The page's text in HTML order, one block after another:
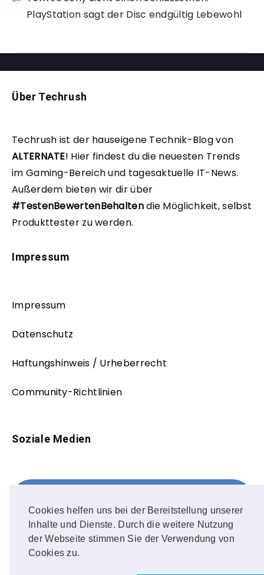
Cookies helfen uns bei der Bereitstellung unserer
Inhalte und Dienste. Durch die weitere Nutzung
der Webseite stimmen Sie der Verwendung von
Cookies zu.
PlayStation sagt der Disc endgültig Lebewohl
Über Techrush
Techrush ist der hauseigene Technik-Blog von
ALTERNATE! Hier findest du die neuesten Trends
im Gaming-Bereich und tagesaktuelle IT-News.
Außerdem bieten wir dir über
#TestenBewertenBehaltendie Möglichkeit, selbst
Produkttester zu werden.
Impressum
Impressum
Datenschutz
Haftungshinweis / Urheberrecht
Community-Richtlinien
Soziale Medien
FOLLOW ME!
Instagram
OUR PHOTOS!